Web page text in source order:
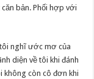
bản. Phối hợp với
nghĩ ước mơ của
diện về tôi khi đánh
không còn cô đơn khi